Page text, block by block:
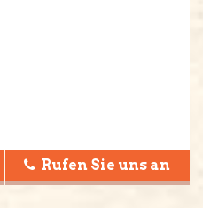
Rufen Sie uns an